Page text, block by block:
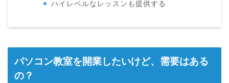
ハイレベルなレッスンも提供する
パソコン教室を開業したいけど、需要はある
の？